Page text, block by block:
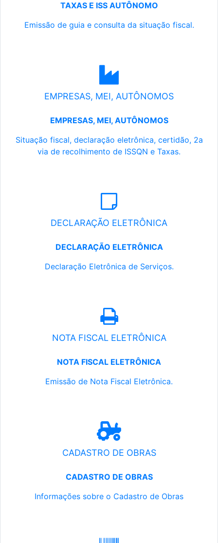
TAXAS E ISS AUTÔNOMO
Emissão de guia e consulta da situação fiscal.
EMPRESAS, MEI, AUTÔNOMOS
EMPRESAS, MEI, AUTÔNOMOS
Situação fiscal, declaração eletrônica, certidão, 2a
via de recolhimento de ISSQN e Taxas.
DECLARAÇÃO ELETRÔNICA
DECLARAÇÃO ELETRÔNICA
Declaração Eletrônica de Serviços.
NOTA FISCAL ELETRÔNICA
NOTA FISCAL ELETRÔNICA
Emissão de Nota Fiscal Eletrônica.
CADASTRO DE OBRAS
CADASTRO DE OBRAS
Informações sobre o Cadastro de Obras